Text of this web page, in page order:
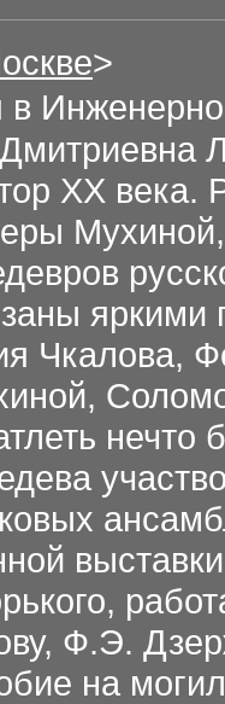
>
в
ХХ
яркими
Чкалова,
Ф.Э.
на